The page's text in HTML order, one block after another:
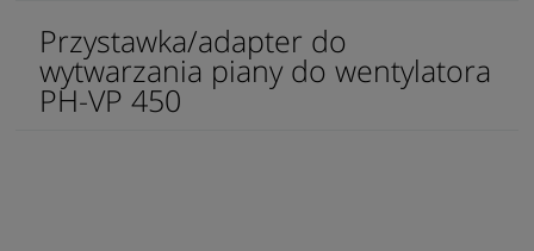
Przystawka/adapter do
wytwarzania piany do wentylatora
PH-VP 450